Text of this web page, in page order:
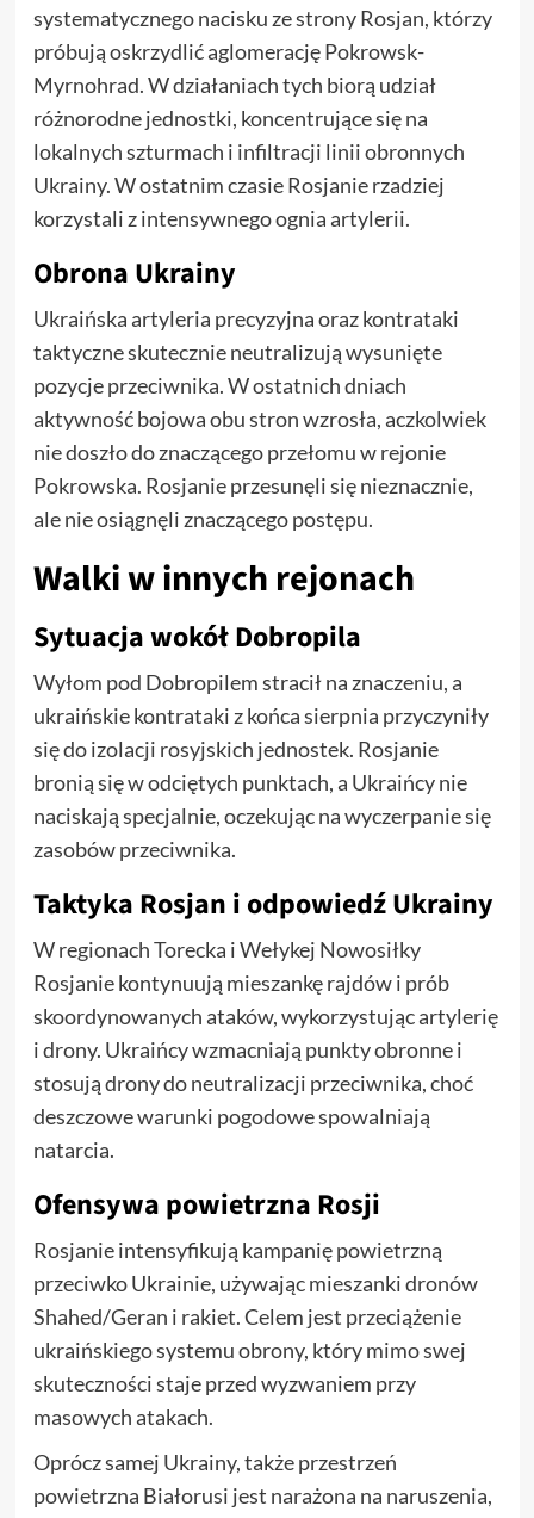
systematycznego nacisku ze strony Rosjan, którzy
próbują oskrzydlić aglomerację Pokrowsk-
Myrnohrad. W działaniach tych biorą udział
różnorodne jednostki, koncentrujące się na
lokalnych szturmach i infiltracji linii obronnych
Ukrainy. W ostatnim czasie Rosjanie rzadziej
korzystali z intensywnego ognia artylerii.
Obrona Ukrainy
Ukraińska artyleria precyzyjna oraz kontrataki
taktyczne skutecznie neutralizują wysunięte
pozycje przeciwnika. W ostatnich dniach
aktywność bojowa obu stron wzrosła, aczkolwiek
nie doszło do znaczącego przełomu w rejonie
Pokrowska. Rosjanie przesunęli się nieznacznie,
ale nie osiągnęli znaczącego postępu.
Walki w innych rejonach
Sytuacja wokół Dobropila
Wyłom pod Dobropilem stracił na znaczeniu, a
ukraińskie kontrataki z końca sierpnia przyczyniły
się do izolacji rosyjskich jednostek. Rosjanie
bronią się w odciętych punktach, a Ukraińcy nie
naciskają specjalnie, oczekując na wyczerpanie się
zasobów przeciwnika.
Taktyka Rosjan i odpowiedź Ukrainy
W regionach Torecka i Wełykej Nowosiłky
Rosjanie kontynuują mieszankę rajdów i prób
skoordynowanych ataków, wykorzystując artylerię
i drony. Ukraińcy wzmacniają punkty obronne i
stosują drony do neutralizacji przeciwnika, choć
deszczowe warunki pogodowe spowalniają
natarcia.
Ofensywa powietrzna Rosji
Rosjanie intensyfikują kampanię powietrzną
przeciwko Ukrainie, używając mieszanki dronów
Shahed/Geran i rakiet. Celem jest przeciążenie
ukraińskiego systemu obrony, który mimo swej
skuteczności staje przed wyzwaniem przy
masowych atakach.
Oprócz samej Ukrainy, także przestrzeń
powietrzna Białorusi jest narażona na naruszenia,